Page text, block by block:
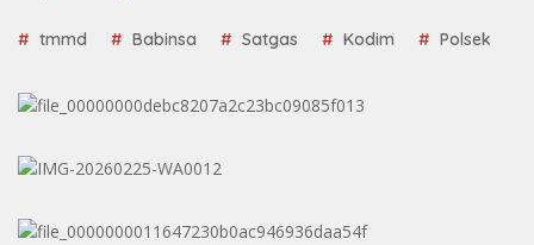
tmmd Babinsa Satgas Kodim Polsek